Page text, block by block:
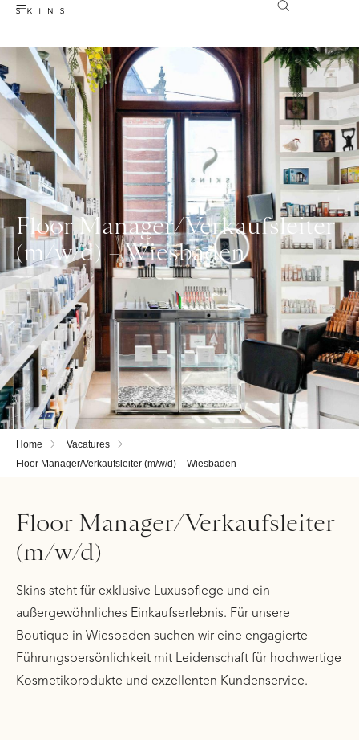
Floor Manager/Verkaufsleiter
(m/w/d) – Wiesbaden
Home
Vacatures
Floor Manager/Verkaufsleiter (m/w/d) – Wiesbaden
Floor Manager/Verkaufsleiter
(m/w/d)
Skins steht für exklusive Luxuspflege und ein
außergewöhnliches Einkaufserlebnis. Für unsere
Boutique in Wiesbaden suchen wir eine engagierte
Führungspersönlichkeit mit Leidenschaft für hochwertige
Kosmetikprodukte und exzellenten Kundenservice.